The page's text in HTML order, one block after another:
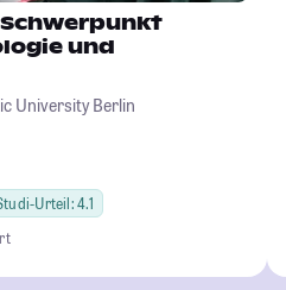
und
University Berlin
Urteil: 4.1